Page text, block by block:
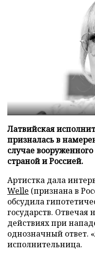
Латвийская
призналась в
случае
страной и Россией.
Артистка дала
Welle (признана в
обсудила
государств. Отвечая
действиях при
однозначный ответ.
исполнительница.